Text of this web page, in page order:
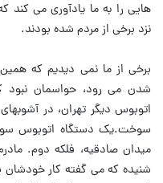
هایی را به ما یادآوری می
نزد برخی از مردم شده بودند.
برخی از ما نمی دیدیم که
اتوبوس دیگر تهران، در
میدان صادقیه، فلکه دوم.
شنیده که می گفته کار خودشان